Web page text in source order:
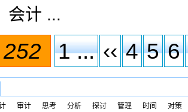
会计 ...
252 1 ... ‹‹ 4 5 6
审计 思考 分析 探讨 管理 时间 对策